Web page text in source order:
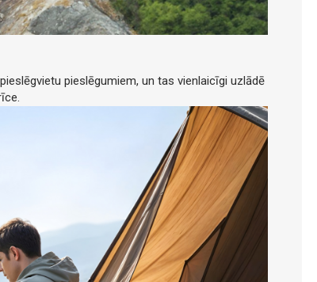
pieslēgumiem, un tas vienlaicīgi uzlādē